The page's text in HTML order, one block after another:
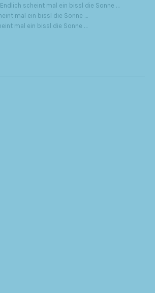
Endlich scheint mal ein bissl die Sonne …
mal ein bissl die Sonne …
mal ein bissl die Sonne …